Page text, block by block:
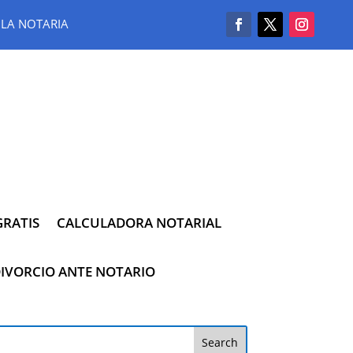
LA NOTARIA
CALCULADORA NOTARIAL
ANTE NOTARIO